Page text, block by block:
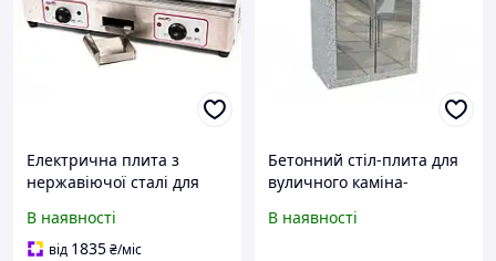
Електрична плита з
нержавіючої сталі для
4400 вт
В наявності
від 1835₴/міс
Бетонний стіл-плита для
вуличного каміна-
В наявності